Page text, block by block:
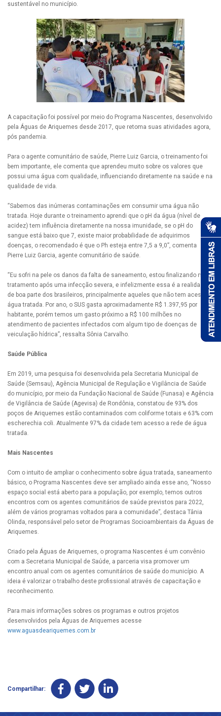
sustentável no município.
A capacitação foi possível por meio do Programa Nascentes, desenvolvido
pela Águas de Ariquemes desde 2017, que retoma suas atividades agora,
pós pandemia.
Para o agente comunitário de saúde, Pierre Luiz Garcia, o treinamento foi
bem importante, ele comenta que aprendeu muito sobre os valores que
possui uma água com qualidade, influenciando diretamente na saúde e na
qualidade de vida.
“Sabemos das inúmeras contaminações em consumir uma água não
tratada. Hoje durante o treinamento aprendi que o pH da água (nível de
acidez) tem influência diretamente na nossa imunidade, se o pH do
sangue está baixo que 7, existe maior probabilidade de adquirimos
doenças, o recomendado é que o Ph esteja entre 7,5 a 9,0”, comenta
Pierre Luiz Garcia, agente comunitário de saúde.
“Eu sofri na pele os danos da falta de saneamento, estou finalizando meu
tratamento após uma infecção severa, e infelizmente essa é a realidade
de boa parte dos brasileiros, principalmente aqueles que não tem acesso a
água tratada. Por ano, o SUS gasta aproximadamente R$ 1.397,95 por
habitante, porém temos um gasto próximo a R$ 100 milhões no
atendimento de pacientes infectados com algum tipo de doenças de
veiculação hídrica”, ressalta Sônia Carvalho.
Saúde Pública
Em 2019, uma pesquisa foi desenvolvida pela Secretaria Municipal de
Saúde (Semsau), Agência Municipal de Regulação e Vigilância de Saúde
do município, por meio da Fundação Nacional de Saúde (Funasa) e Agência
de Vigilância de Saúde (Agevisa) de Rondônia, constatou de 93% dos
poços de Ariquemes estão contaminados com coliforme totais e 63% com
escherechia coli. Atualmente 97% da cidade tem acesso a rede de água
tratada.
Mais Nascentes
Com o intuito de ampliar o conhecimento sobre água tratada, saneamento
básico, o Programa Nascentes deve ser ampliado ainda esse ano, “Nosso
espaço social está aberto para a população, por exemplo, temos outros
encontros com os agentes comunitários de saúde previstos para 2022,
além de vários programas voltados para a comunidade”, destaca Tânia
Olinda, responsável pelo setor de Programas Socioambientais da Águas de
Ariquemes.
Criado pela Águas de Ariquemes, o programa Nascentes é um convênio
com a Secretaria Municipal de Saúde, a parceria visa promover um
encontro anual com os agentes comunitários de saúde do município. A
ideia é valorizar o trabalho deste profissional através de capacitação e
reconhecimento.
Para mais informações sobres os programas e outros projetos
desenvolvidos pela Águas de Ariquemes acesse
www.aguasdeariquemes.com.br
Compartilhar: